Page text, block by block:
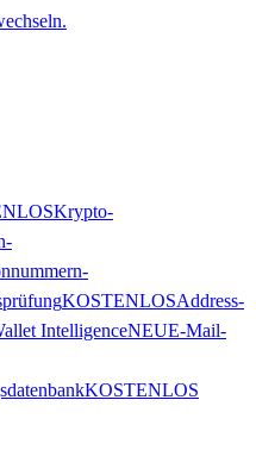
Krypto-
KOSTENLOSAddress-
IntelligenceNEUE-Mail-
KOSTENLOS